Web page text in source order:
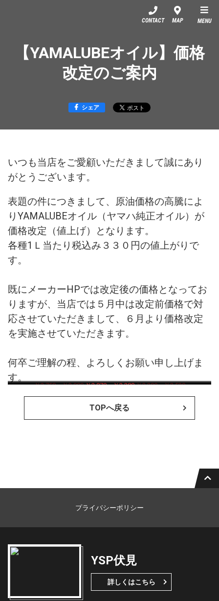
CONTACT MAP MENU
【YAMALUBEオイル】価格
改定のご案内
シェア
いつも当店をご愛顧いただきまして誠にあり
がとうございます。
表題の件につきまして、原油価格の高騰によ
りYAMALUBEオイル（ヤマハ純正オイル）が
価格改定（値上げ）となります。
各種1Ｌ当たり税込み３３０円の値上がりで
す。
既にメーカーHPでは改定後の価格となってお
りますが、当店では５月中は改定前価格で対
応させていただきまして、６月より価格改定
を実施させていただきます。
何卒ご理解の程、よろしくお願い申し上げま
す。
￥4,400→￥4,730 ￥3,410→￥3,740
￥2,750→￥3,080
￥2,750→￥3,080 ￥2,200→￥2,530
￥2,970→￥3,300
TOPへ戻る
プライバシーポリシー
YSP伏見
詳しくはこちら